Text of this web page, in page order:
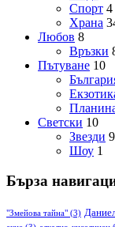
Спорт 4
Храна
Любов 8
Връзки
Пътуване 10
Светски 10
Звезди 9
Шоу 1
Бърза
"Змейова тайна" (3)